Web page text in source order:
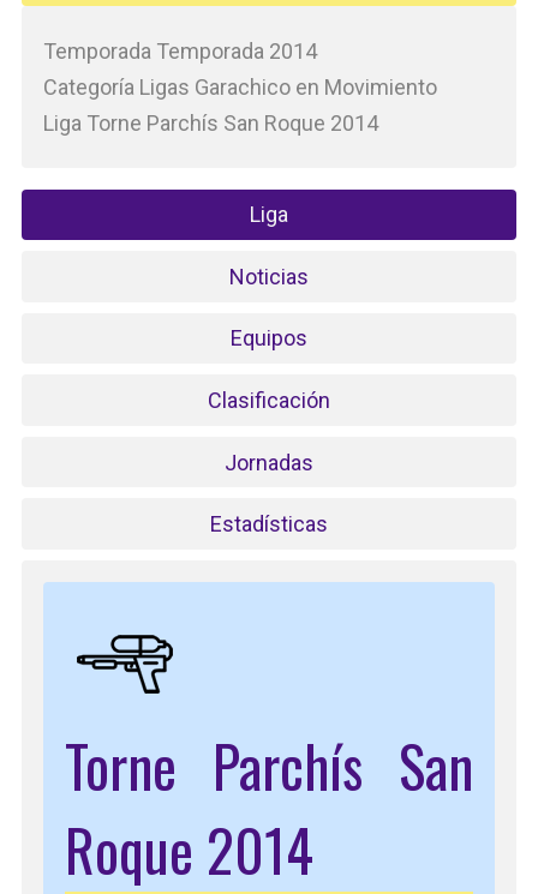
Temporada Temporada 2014
Categoría Ligas Garachico en Movimiento
Liga Torne Parchís San Roque 2014
Liga
Noticias
Equipos
Clasificación
Jornadas
Estadísticas
Torne Parchís San
Roque 2014